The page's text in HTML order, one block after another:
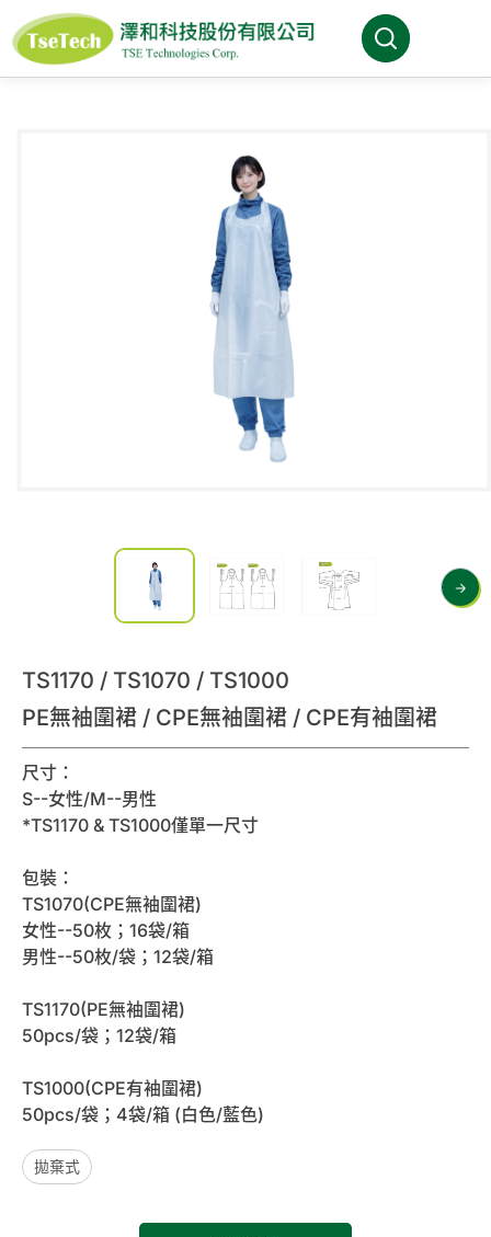
澤和科技有限公司
TS1170 / TS1070 / TS1000
PE無袖圍裙 / CPE無袖圍裙 / CPE有袖圍裙
尺寸：
S--女性/M--男性
*TS1170 & TS1000僅單一尺寸
包裝：
TS1070(CPE無袖圍裙)
女性--50枚；16袋/箱
男性--50枚/袋；12袋/箱
TS1170(PE無袖圍裙)
50pcs/袋；12袋/箱
TS1000(CPE有袖圍裙)
50pcs/袋；4袋/箱 (白色/藍色)
拋棄式